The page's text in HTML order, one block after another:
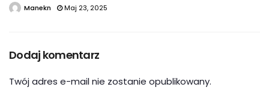
Manekn Maj 23, 2025
Dodaj komentarz
Twój adres e-mail nie zostanie opublikowany.